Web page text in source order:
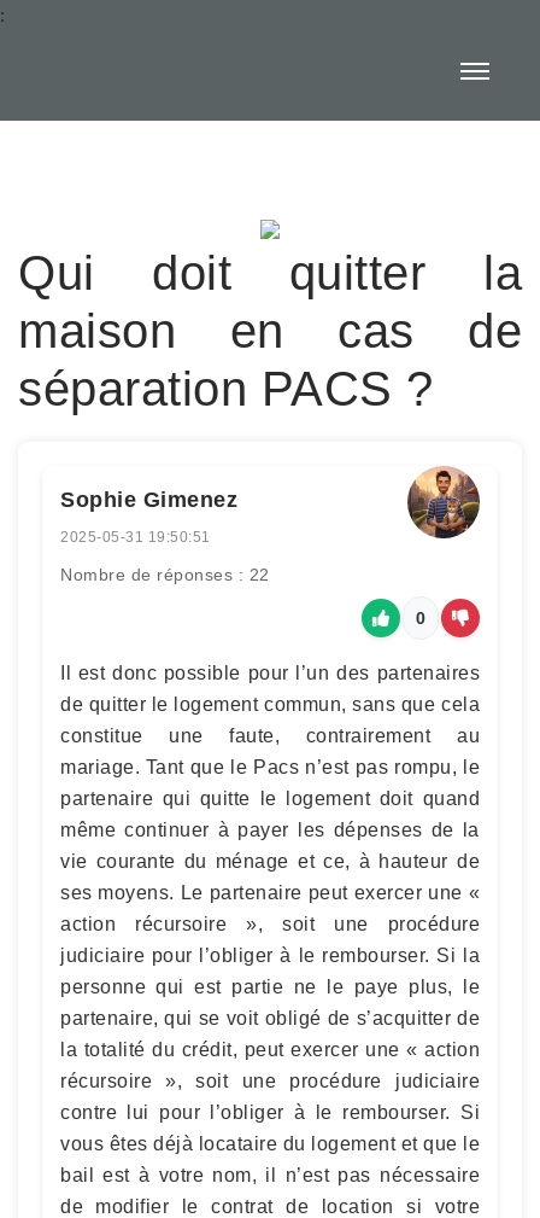
:
Qui doit quitter la
maison en cas de
séparation PACS ?
Sophie Gimenez
2025-05-31 19:50:51
Nombre de réponses : 22
0
Il est donc possible pour l’un des partenaires
de quitter le logement commun, sans que cela
constitue une faute, contrairement au
mariage. Tant que le Pacs n’est pas rompu, le
partenaire qui quitte le logement doit quand
même continuer à payer les dépenses de la
vie courante du ménage et ce, à hauteur de
ses moyens. Le partenaire peut exercer une «
action récursoire », soit une procédure
judiciaire pour l’obliger à le rembourser. Si la
personne qui est partie ne le paye plus, le
partenaire, qui se voit obligé de s’acquitter de
la totalité du crédit, peut exercer une « action
récursoire », soit une procédure judiciaire
contre lui pour l’obliger à le rembourser. Si
vous êtes déjà locataire du logement et que le
bail est à votre nom, il n’est pas nécessaire
de modifier le contrat de location si votre